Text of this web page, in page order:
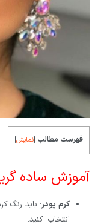
فهرست مطالب [نمایش]
آموزش ساده
کرم پودر: باید رنگ
انتخاب کنید.